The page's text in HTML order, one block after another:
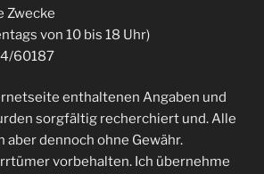
Zwecke
von 10 bis 18 Uhr)
60187
enthaltenen Angaben und
sorgfältig recherchiert und. Alle
aber dennoch ohne Gewähr.
vorbehalten. Ich übernehme